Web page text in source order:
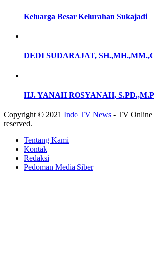
Keluarga Besar Kelurahan Sukajadi
DEDI SUDARAJAT,
HJ. YANAH ROSYANAH,
Copyright © 2021 Indo TV News - TV Online
reserved.
Tentang Kami
Kontak
Redaksi
Pedoman Media Siber